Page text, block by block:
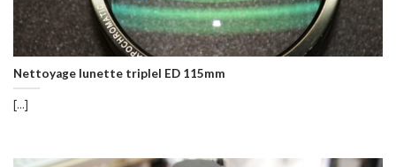
Nettoyage lunette triplel ED 115mm
[...]